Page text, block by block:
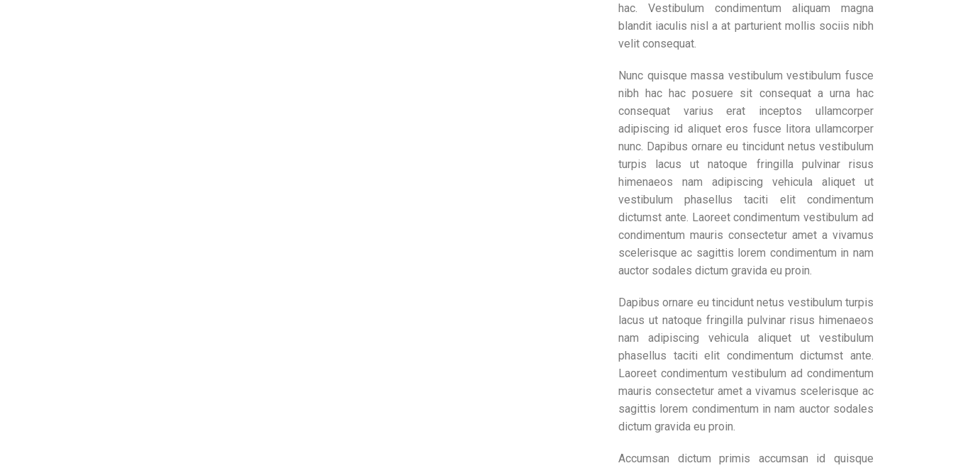
hac. Vestibulum condimentum aliquam magna
blandit iaculis nisl a at parturient mollis sociis nibh
velit consequat.
Nunc quisque massa vestibulum vestibulum fusce
nibh hac hac posuere sit consequat a urna hac
consequat varius erat inceptos ullamcorper
adipiscing id aliquet eros fusce litora ullamcorper
nunc. Dapibus ornare eu tincidunt netus vestibulum
turpis lacus ut natoque fringilla pulvinar risus
himenaeos nam adipiscing vehicula aliquet ut
vestibulum phasellus taciti elit condimentum
dictumst ante. Laoreet condimentum vestibulum ad
condimentum mauris consectetur amet a vivamus
scelerisque ac sagittis lorem condimentum in nam
auctor sodales dictum gravida eu proin.
Dapibus ornare eu tincidunt netus vestibulum turpis
lacus ut natoque fringilla pulvinar risus himenaeos
nam adipiscing vehicula aliquet ut vestibulum
phasellus taciti elit condimentum dictumst ante.
Laoreet condimentum vestibulum ad condimentum
mauris consectetur amet a vivamus scelerisque ac
sagittis lorem condimentum in nam auctor sodales
dictum gravida eu proin.
Accumsan dictum primis accumsan id quisque